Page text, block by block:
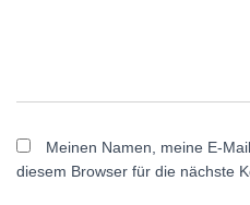
Meinen Namen, meine E-
diesem Browser für die nächste